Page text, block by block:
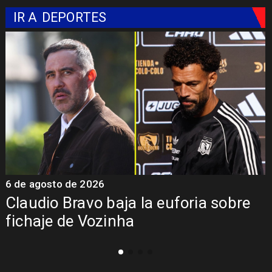
IR A DEPORTES
Presentación de Vozinha en Colo
Colo: Fecha, Estadio y Contrato
5 de agosto de 2026